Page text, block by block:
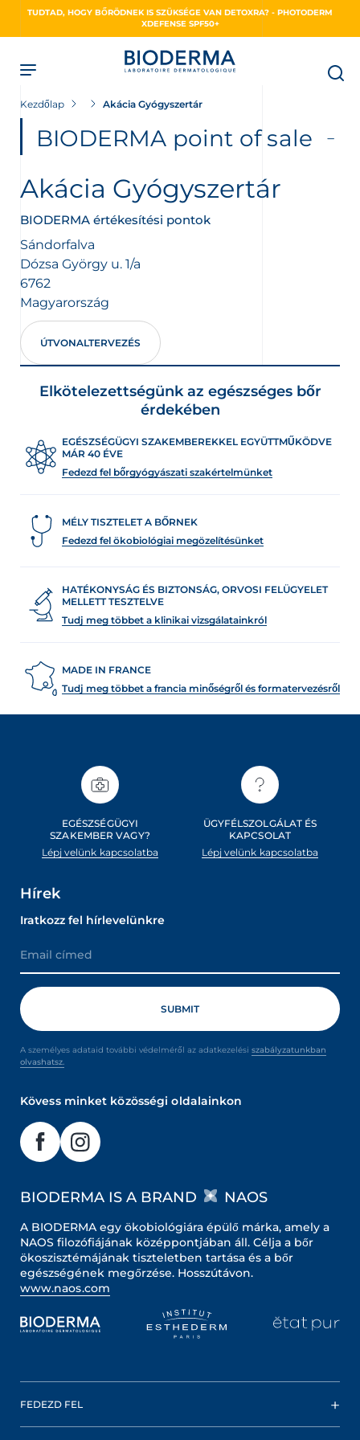
TUDTAD, HOGY BŐRÖDNEK IS SZÜKSÉGE VAN DETOXRA? - PHOTODERM
XDEFENSE SPF50+
eső értékesítési helyet
Kezdőlap Akácia Gyógyszertár
BIODERMA point of sale
Akácia Gyógyszertár
BIODERMA értékesítési pontok
Sándorfalva
Dózsa György u. 1/a
6762
Magyarország
ÚTVONALTERVEZÉS
Elkötelezettségünk az egészséges bőr
érdekében
EGÉSZSÉGÜGYI SZAKEMBEREKKEL EGYÜTTMŰKÖDVE
MÁR 40 ÉVE
Fedezd fel bőrgyógyászati szakértelmünket
MÉLY TISZTELET A BŐRNEK
Fedezd fel ökobiológiai megözelítésünket
HATÉKONYSÁG ÉS BIZTONSÁG, ORVOSI FELÜGYELET
MELLETT TESZTELVE
Tudj meg többet a klinikai vizsgálatainkról
MADE IN FRANCE
Tudj meg többet a francia minőségről és formatervezésről
EGÉSZSÉGÜGYI
SZAKEMBER VAGY?
Lépj velünk kapcsolatba
ÜGYFÉLSZOLGÁLAT ÉS
KAPCSOLAT
Lépj velünk kapcsolatba
Hírek
Iratkozz fel hírlevelünkre
A személyes adataid további védelméről az adatkezelési szabályzatunkban
olvashatsz.
Kövess minket közösségi oldalainkon
BIODERMA IS A BRAND NAOS
A BIODERMA egy ökobiológiára épülő márka, amely a
NAOS filozófiájának középpontjában áll. Célja a bőr
ökoszisztémájának tiszteletben tartása és a bőr
egészségének megőrzése. Hosszútávon.
www.naos.com
FEDEZD FEL